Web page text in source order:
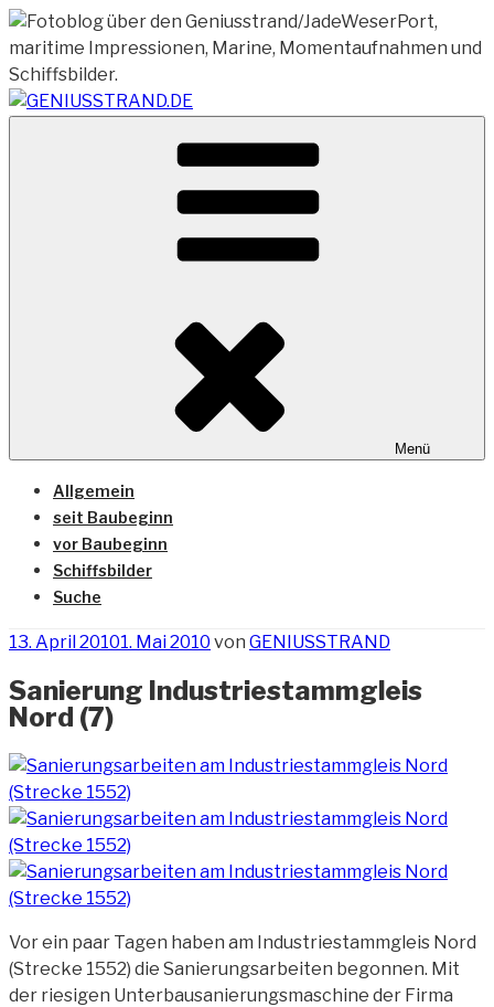
Zum
Inhalt
springen
GENIUSSTRAND.DE
Vom Geniusstrand zum JadeWeserPort/Container
Terminal Wilhelmshaven
Menü
Allgemein
seit Baubeginn
vor Baubeginn
Schiffsbilder
Suche
Veröffentlicht
13. April 20101. Mai 2010 von GENIUSSTRAND
Sanierung Industriestammgleis
Nord (7)
Vor ein paar Tagen haben am Industriestammgleis Nord
(Strecke 1552) die Sanierungsarbeiten begonnen. Mit
der riesigen Unterbausanierungsmaschine der Firma